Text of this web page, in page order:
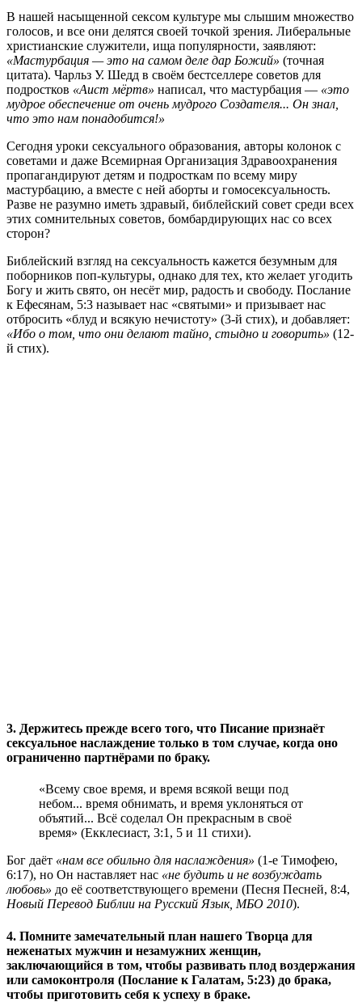
В нашей насыщенной сексом культуре мы слышим множество
голосов, и все они делятся своей точкой зрения. Либеральные
христианские служители, ища популярности, заявляют:
«Мастурбация — это на самом деле дар Божий» (точная
цитата). Чарльз У. Шедд в своём бестселлере советов для
подростков «Аист мёртв» написал, что мастурбация — «это
мудрое обеспечение от очень мудрого Создателя... Он знал,
что это нам понадобится!»
Сегодня уроки сексуального образования, авторы колонок с
советами и даже Всемирная Организация Здравоохранения
пропагандируют детям и подросткам по всему миру
мастурбацию, а вместе с ней аборты и гомосексуальность.
Разве не разумно иметь здравый, библейский совет среди всех
этих сомнительных советов, бомбардирующих нас со всех
сторон?
Библейский взгляд на сексуальность кажется безумным для
поборников поп-культуры, однако для тех, кто желает угодить
Богу и жить свято, он несёт мир, радость и свободу. Послание
к Ефесянам, 5:3 называет нас «святыми» и призывает нас
отбросить «блуд и всякую нечистоту» (3-й стих), и добавляет:
«Ибо о том, что они делают тайно, стыдно и говорить» (12-
й стих).
3. Держитесь прежде всего того, что Писание признаёт
сексуальное наслаждение только в том случае, когда оно
ограниченно партнёрами по браку.
«Всему свое время, и время всякой вещи под
небом... время обнимать, и время уклоняться от
объятий... Всё соделал Он прекрасным в своё
время» (Екклесиаст, 3:1, 5 и 11 стихи).
Бог даёт «нам все обильно для наслаждения» (1-е Тимофею,
6:17), но Он наставляет нас «не будить и не возбуждать
любовь» до её соответствующего времени (Песня Песней, 8:4,
Новый Перевод Библии на Русский Язык, МБО 2010).
4. Помните замечательный план нашего Творца для
неженатых мужчин и незамужних женщин,
заключающийся в том, чтобы развивать плод воздержания
или самоконтроля (Послание к Галатам, 5:23) до брака,
чтобы приготовить себя к успеху в браке.